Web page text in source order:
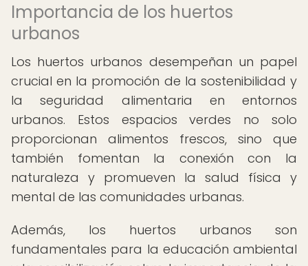
Importancia de los huertos
urbanos
Los huertos urbanos desempeñan un papel
crucial en la promoción de la sostenibilidad y
la seguridad alimentaria en entornos
urbanos. Estos espacios verdes no solo
proporcionan alimentos frescos, sino que
también fomentan la conexión con la
naturaleza y promueven la salud física y
mental de las comunidades urbanas.
Además, los huertos urbanos son
fundamentales para la educación ambiental